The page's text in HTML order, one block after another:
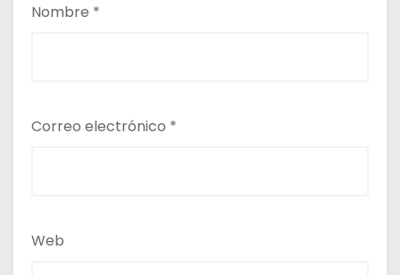
Nombre *
Correo electrónico *
Web